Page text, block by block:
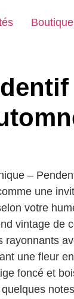
Boutique
–
une
votre
vintage de
rayonnants
une fleur
foncé et